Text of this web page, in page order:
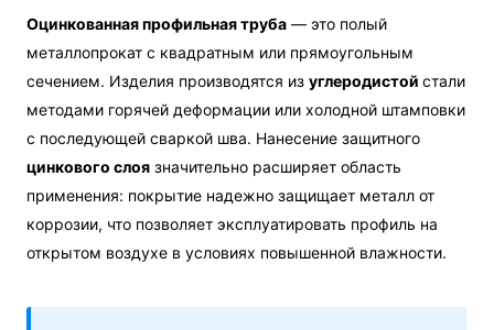
Оцинкованная профильная труба — это полый
металлопрокат с квадратным или прямоугольным
сечением. Изделия производятся изуглеродистойстали
методами горячей деформации или холодной штамповки
с последующей сваркой шва. Нанесение защитного
цинкового слоя значительно расширяет область
применения: покрытие надежно защищает металл от
коррозии, что позволяет эксплуатировать профиль на
открытом воздухе в условиях повышенной влажности.